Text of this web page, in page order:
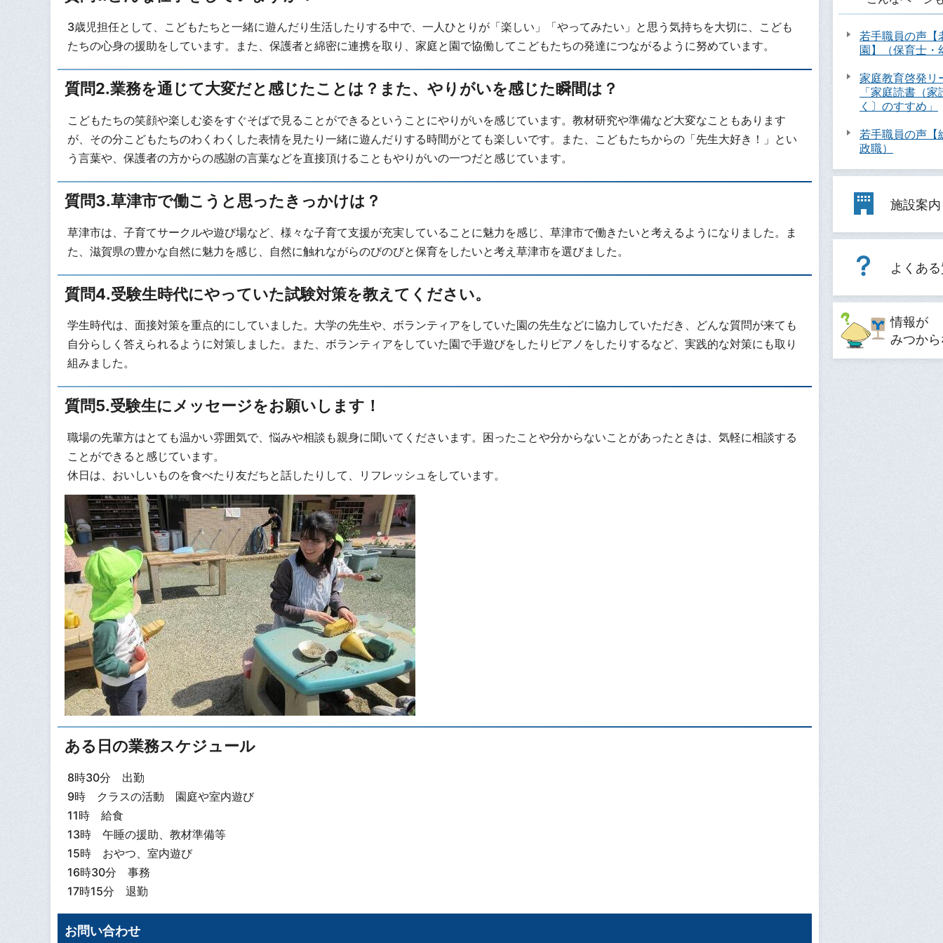
3歳児担任として、こどもたちと一緒に遊んだり生活したりする中で、一人ひとりが「楽しい」「やってみたい」と思う気持ちを大切に、こども
たちの心身の援助をしています。また、保護者と綿密に連携を取り、家庭と園で協働してこどもたちの発達につながるように努めています。
質問2.業務を通じて大変だと感じたことは？また、やりがいを感じた瞬間は？
こどもたちの笑顔や楽しむ姿をすぐそばで見ることができるということにやりがいを感じています。教材研究や準備など大変なこともあります
が、その分こどもたちのわくわくした表情を見たり一緒に遊んだりする時間がとても楽しいです。また、こどもたちからの「先生大好き！」とい
う言葉や、保護者の方からの感謝の言葉などを直接頂けることもやりがいの一つだと感じています。
質問3.草津市で働こうと思ったきっかけは？
草津市は、子育てサークルや遊び場など、様々な子育て支援が充実していることに魅力を感じ、草津市で働きたいと考えるようになりました。ま
た、滋賀県の豊かな自然に魅力を感じ、自然に触れながらのびのびと保育をしたいと考え草津市を選びました。
質問4.受験生時代にやっていた試験対策を教えてください。
学生時代は、面接対策を重点的にしていました。大学の先生や、ボランティアをしていた園の先生などに協力していただき、どんな質問が来ても
自分らしく答えられるように対策しました。また、ボランティアをしていた園で手遊びをしたりピアノをしたりするなど、実践的な対策にも取り
組みました。
質問5.受験生にメッセージをお願いします！
職場の先輩方はとても温かい雰囲気で、悩みや相談も親身に聞いてくださいます。困ったことや分からないことがあったときは、気軽に相談する
ことができると感じています。
休日は、おいしいものを食べたり友だちと話したりして、リフレッシュをしています。
ある日の業務スケジュール
8時30分 出勤
9時 クラスの活動 園庭や室内遊び
11時 給食
13時 午睡の援助、教材準備等
15時 おやつ、室内遊び
16時30分 事務
17時15分 退勤
お問い合わせ
若手職員の声【
園】（保育士・
家庭教育啓発リ
「家庭読書（
く〕のすすめ」
若手職員の声【
政職）
施設案内
よくあ
情報が
みつか